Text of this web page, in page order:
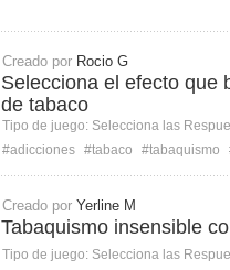
Creado por Rocio G
Selecciona el efecto que
de tabaco
Tipo de juego: Selecciona las
#adicciones #tabaco #tabaquismo
Creado por Yerline M
Tabaquismo insensible
Tipo de juego: Selecciona las